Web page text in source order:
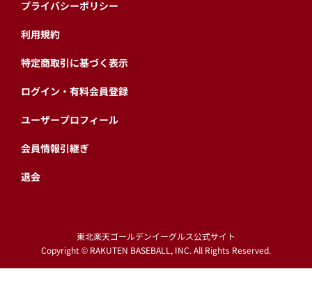
プライバシーポリシー
利用規約
特定商取引に基づく表示
ログイン・有料会員登録
ユーザープロフィール
会員情報引継ぎ
退会
東北楽天ゴールデンイーグルス公式サイト
Copyright © RAKUTEN BASEBALL, INC. All Rights Reserved.